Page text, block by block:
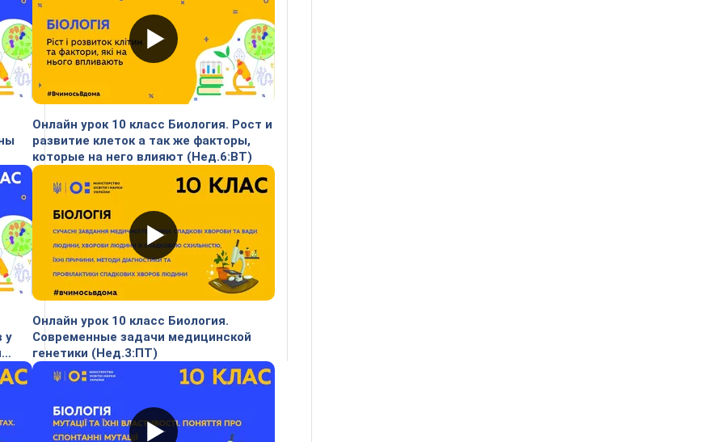
Онлайн урок 10 класс Биология. Рост и
развитие клеток а так же факторы,
которые на него влияют (Нед.6:ВТ)
у
Онлайн урок 10 класс Биология.
Современные задачи медицинской
генетики (Нед.3:ПТ)